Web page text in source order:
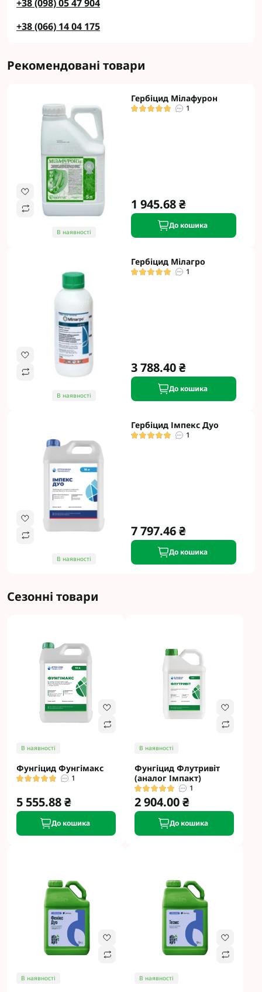
+38 (098) 05 47 904
+38 (066) 14 04 175
Рекомендовані товари
В наявності
Гербіцид Мілафурон
1
1 945.68 ₴
До кошика
В наявності
Гербіцид Мілагро
1
3 788.40 ₴
До кошика
В наявності
Гербіцид Імпекс Дуо
1
7 797.46 ₴
До кошика
Сезонні товари
В наявності
Фунгіцид Фунгімакс
1
5 555.88 ₴
До кошика
В наявності
Фунгіцид Флутривіт
(аналог Імпакт)
1
2 904.00 ₴
До кошика
В наявності В наявності